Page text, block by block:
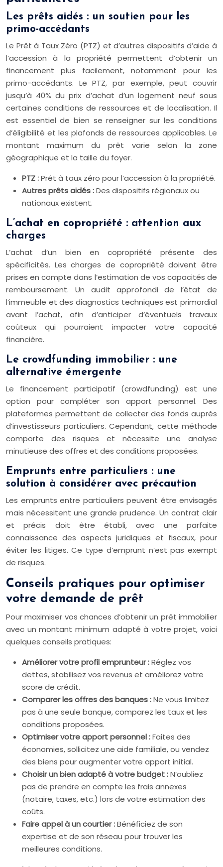
Les prêts aidés : un soutien pour les
primo-accédants
Le Prêt à Taux Zéro (PTZ) et d’autres dispositifs d’aide à
l’accession à la propriété permettent d’obtenir un
financement plus facilement, notamment pour les
primo-accédants. Le PTZ, par exemple, peut couvrir
jusqu’à 40% du prix d’achat d’un logement neuf sous
certaines conditions de ressources et de localisation. Il
est essentiel de bien se renseigner sur les conditions
d’éligibilité et les plafonds de ressources applicables. Le
montant maximum du prêt varie selon la zone
géographique et la taille du foyer.
PTZ :Prêt à taux zéro pour l’accession à la propriété.
Autres prêts aidés :Des dispositifs régionaux ou
nationaux existent.
L’achat en copropriété : attention aux
charges
L’achat d’un bien en copropriété présente des
spécificités. Les charges de copropriété doivent être
prises en compte dans l’estimation de vos capacités de
remboursement. Un audit approfondi de l’état de
l’immeuble et des diagnostics techniques est primordial
avant l’achat, afin d’anticiper d’éventuels travaux
coûteux qui pourraient impacter votre capacité
financière.
Le crowdfunding immobilier : une
alternative émergente
Le financement participatif (crowdfunding) est une
option pour compléter son apport personnel. Des
plateformes permettent de collecter des fonds auprès
d’investisseurs particuliers. Cependant, cette méthode
comporte des risques et nécessite une analyse
minutieuse des offres et des conditions proposées.
Emprunts entre particuliers : une
solution à considérer avec précaution
Les emprunts entre particuliers peuvent être envisagés
mais nécessitent une grande prudence. Un contrat clair
et précis doit être établi, avec une parfaite
connaissance des aspects juridiques et fiscaux, pour
éviter les litiges. Ce type d’emprunt n’est pas exempt
de risques.
Conseils pratiques pour optimiser
votre demande de prêt
Pour maximiser vos chances d’obtenir un prêt immobilier
avec un montant minimum adapté à votre projet, voici
quelques conseils pratiques:
Améliorer votre profil emprunteur :Réglez vos
dettes, stabilisez vos revenus et améliorez votre
score de crédit.
Comparer les offres des banques :Ne vous limitez
pas à une seule banque, comparez les taux et les
conditions proposées.
Optimiser votre apport personnel :Faites des
économies, sollicitez une aide familiale, ou vendez
des biens pour augmenter votre apport initial.
Choisir un bien adapté à votre budget :N’oubliez
pas de prendre en compte les frais annexes
(notaire, taxes, etc.) lors de votre estimation des
coûts.
Faire appel à un courtier :Bénéficiez de son
expertise et de son réseau pour trouver les
meilleures conditions.